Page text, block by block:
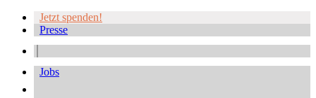
Jetzt spenden!
Presse
Jobs